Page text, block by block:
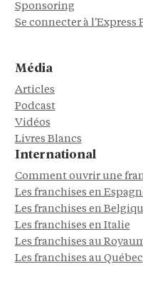
Sponsoring
Se connecter à l'Express
Média
Articles
Podcast
Vidéos
Livres Blancs
International
Comment ouvrir une
Les franchises en
Les franchises en
Les franchises en Italie
Les franchises au
Les franchises au Québec